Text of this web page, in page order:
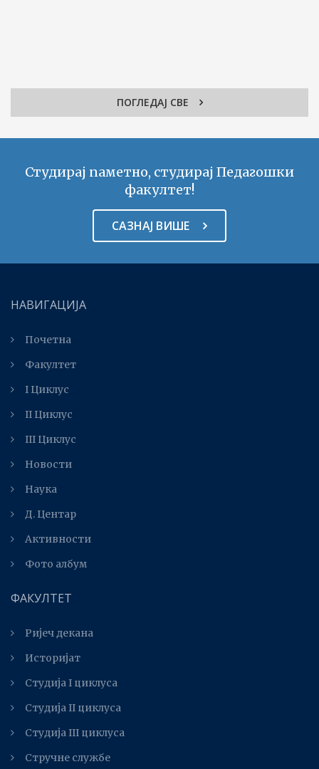
ПОГЛЕДАЈ СВЕ
Студирај паметно, студирај Педагошки
факултет!
САЗНАЈ ВИШЕ
НАВИГАЦИЈА
Почетна
Факултет
I Циклус
II Циклус
III Циклус
Новости
Наука
Д. Центар
Активности
Фото албум
ФАКУЛТЕТ
Ријеч декана
Историјат
Студија I циклуса
Студија II циклуса
Студијa III циклуса
Стручне службе